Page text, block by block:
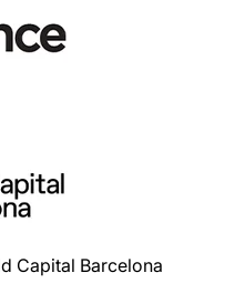
Capital Barcelona